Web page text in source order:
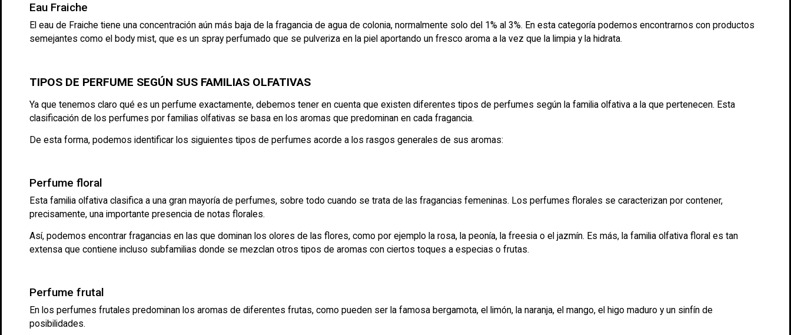
Eau Fraiche
El eau de Fraiche tiene una concentración aún más baja de la fragancia de agua de colonia, normalmente solo del 1% al 3%. En esta categoría podemos encontrarnos con productos
semejantes como el body mist, que es un spray perfumado que se pulveriza en la piel aportando un fresco aroma a la vez que la limpia y la hidrata.
TIPOS DE PERFUME SEGÚN SUS FAMILIAS OLFATIVAS
Ya que tenemos claro qué es un perfume exactamente, debemos tener en cuenta que existen diferentes tipos de perfumes según la familia olfativa a la que pertenecen. Esta
clasificación de los perfumes por familias olfativas se basa en los aromas que predominan en cada fragancia.
De esta forma, podemos identificar los siguientes tipos de perfumes acorde a los rasgos generales de sus aromas:
Perfume floral
Esta familia olfativa clasifica a una gran mayoría de perfumes, sobre todo cuando se trata de las fragancias femeninas. Los perfumes florales se caracterizan por contener,
precisamente, una importante presencia de notas florales.
Así, podemos encontrar fragancias en las que dominan los olores de las flores, como por ejemplo la rosa, la peonía, la freesia o el jazmín. Es más, la familia olfativa floral es tan
extensa que contiene incluso subfamilias donde se mezclan otros tipos de aromas con ciertos toques a especias o frutas.
Perfume frutal
En los perfumes frutales predominan los aromas de diferentes frutas, como pueden ser la famosa bergamota, el limón, la naranja, el mango, el higo maduro y un sinfín de
posibilidades.